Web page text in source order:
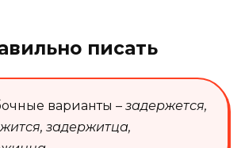
писать
варианты – задержется,
задержитца,